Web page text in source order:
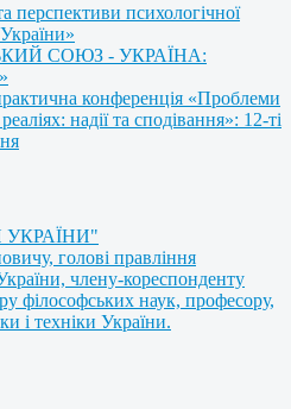
перспективи психологічної
України»
СОЮЗ - УКРАЇНА:
конференція «Проблеми
надії та сподівання»: 12-ті
УКРАЇНИ"
голові правління
члену-кореспонденту
філософських наук, професору,
і техніки України.